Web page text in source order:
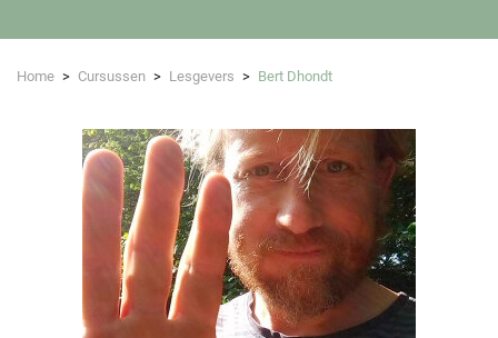
Home > Cursussen > Lesgevers > Bert Dhondt